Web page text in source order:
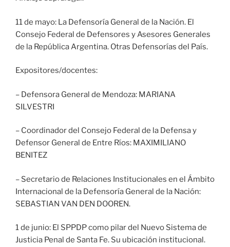
11 de mayo: La Defensoría General de la Nación. El
Consejo Federal de Defensores y Asesores Generales
de la República Argentina. Otras Defensorías del País.
Expositores/docentes:
– Defensora General de Mendoza: MARIANA
SILVESTRI
– Coordinador del Consejo Federal de la Defensa y
Defensor General de Entre Ríos: MAXIMILIANO
BENITEZ
– Secretario de Relaciones Institucionales en el Ámbito
Internacional de la Defensoría General de la Nación:
SEBASTIAN VAN DEN DOOREN.
1 de junio: El SPPDP como pilar del Nuevo Sistema de
Justicia Penal de Santa Fe. Su ubicación institucional.